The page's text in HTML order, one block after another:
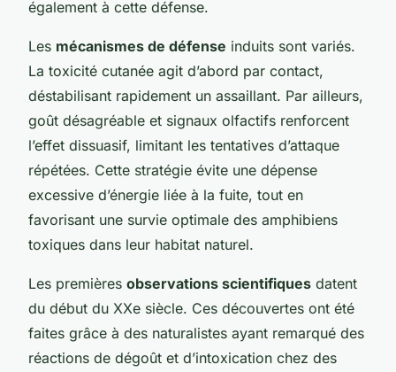
également à cette défense.
Les mécanismes de défense induits sont variés.
La toxicité cutanée agit d’abord par contact,
déstabilisant rapidement un assaillant. Par ailleurs,
goût désagréable et signaux olfactifs renforcent
l’effet dissuasif, limitant les tentatives d’attaque
répétées. Cette stratégie évite une dépense
excessive d’énergie liée à la fuite, tout en
favorisant une survie optimale des amphibiens
toxiques dans leur habitat naturel.
Les premières observations scientifiques datent
du début du XXe siècle. Ces découvertes ont été
faites grâce à des naturalistes ayant remarqué des
réactions de dégoût et d’intoxication chez des